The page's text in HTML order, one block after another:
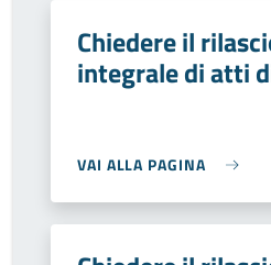
Chiedere il
integrale di atti
VAI ALLA PAGINA